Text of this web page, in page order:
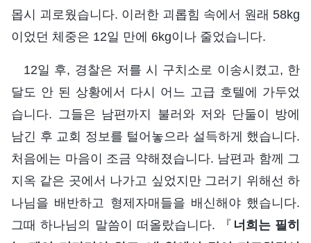
몹시 괴로웠습니다. 이러한 괴롭힘 속에서 원래 58kg
이었던 체중은 12일 만에 6kg이나 줄었습니다.
12일 후, 경찰은 저를 시 구치소로 이송시켰고, 한
달도 안 된 상황에서 다시 어느 고급 호텔에 가두었
습니다. 그들은 남편까지 불러와 저와 단둘이 방에
남긴 후 교회 정보를 털어놓으라 설득하게 했습니다.
처음에는 마음이 조금 약해졌습니다. 남편과 함께 그
지옥 같은 곳에서 나가고 싶었지만 그러기 위해선 하
나님을 배반하고 형제자매들을 배신해야 했습니다.
그때 하나님의 말씀이 떠올랐습니다. 『 너희는 필히